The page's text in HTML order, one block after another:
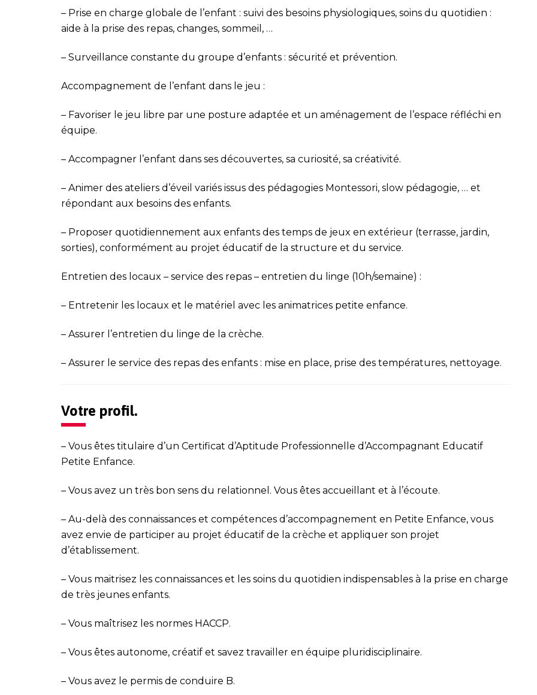
– Prise en charge globale de l’enfant : suivi des besoins physiologiques, soins du quotidien :
aide à la prise des repas, changes, sommeil, …
– Surveillance constante du groupe d’enfants : sécurité et prévention.
Accompagnement de l’enfant dans le jeu :
– Favoriser le jeu libre par une posture adaptée et un aménagement de l’espace réfléchi en
équipe.
– Accompagner l’enfant dans ses découvertes, sa curiosité, sa créativité.
– Animer des ateliers d’éveil variés issus des pédagogies Montessori, slow pédagogie, … et
répondant aux besoins des enfants.
– Proposer quotidiennement aux enfants des temps de jeux en extérieur (terrasse, jardin,
sorties), conformément au projet éducatif de la structure et du service.
Entretien des locaux – service des repas – entretien du linge (10h/semaine) :
– Entretenir les locaux et le matériel avec les animatrices petite enfance.
– Assurer l’entretien du linge de la crèche.
– Assurer le service des repas des enfants : mise en place, prise des températures, nettoyage.
Votre profil.
– Vous êtes titulaire d’un Certificat d’Aptitude Professionnelle d’Accompagnant Educatif
Petite Enfance.
– Vous avez un très bon sens du relationnel. Vous êtes accueillant et à l’écoute.
– Au-delà des connaissances et compétences d’accompagnement en Petite Enfance, vous
avez envie de participer au projet éducatif de la crèche et appliquer son projet
d’établissement.
– Vous maitrisez les connaissances et les soins du quotidien indispensables à la prise en charge
de très jeunes enfants.
– Vous maîtrisez les normes HACCP.
– Vous êtes autonome, créatif et savez travailler en équipe pluridisciplinaire.
– Vous avez le permis de conduire B.